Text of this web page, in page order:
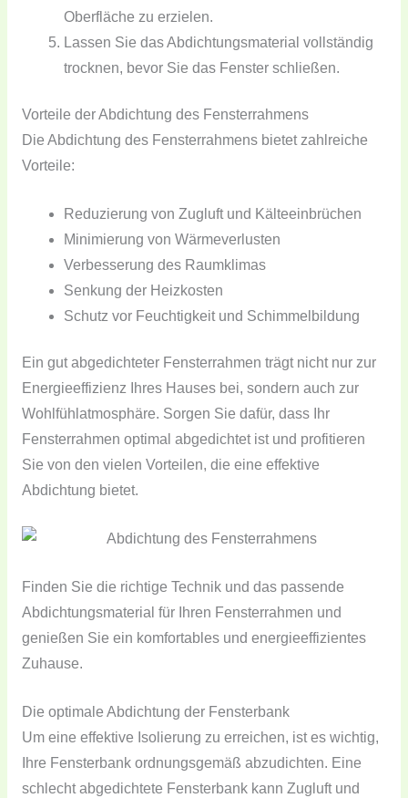
Oberfläche zu erzielen.
Lassen Sie das Abdichtungsmaterial vollständig
trocknen, bevor Sie das Fenster schließen.
Vorteile der Abdichtung des Fensterrahmens
Die Abdichtung des Fensterrahmens bietet zahlreiche
Vorteile:
Reduzierung von Zugluft und Kälteeinbrüchen
Minimierung von Wärmeverlusten
Verbesserung des Raumklimas
Senkung der Heizkosten
Schutz vor Feuchtigkeit und Schimmelbildung
Ein gut abgedichteter Fensterrahmen trägt nicht nur zur
Energieeffizienz Ihres Hauses bei, sondern auch zur
Wohlfühlatmosphäre. Sorgen Sie dafür, dass Ihr
Fensterrahmen optimal abgedichtet ist und profitieren
Sie von den vielen Vorteilen, die eine effektive
Abdichtung bietet.
Finden Sie die richtige Technik und das passende
Abdichtungsmaterial für Ihren Fensterrahmen und
genießen Sie ein komfortables und energieeffizientes
Zuhause.
Die optimale Abdichtung der Fensterbank
Um eine effektive Isolierung zu erreichen, ist es wichtig,
Ihre Fensterbank ordnungsgemäß abzudichten. Eine
schlecht abgedichtete Fensterbank kann Zugluft und